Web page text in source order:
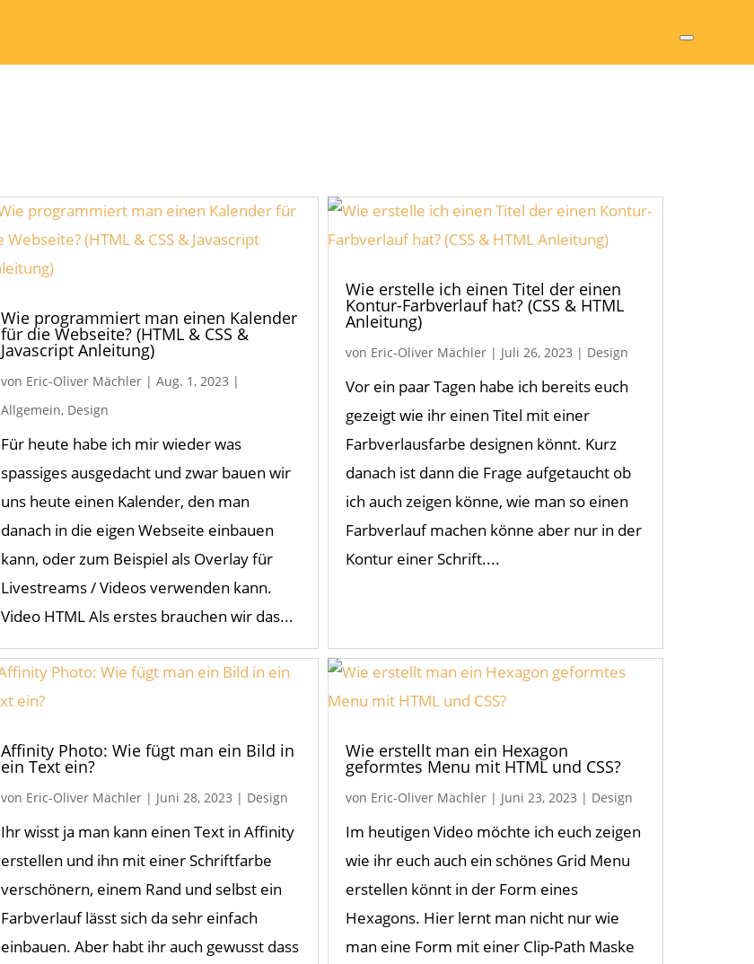
Wie programmiert man einen Kalender
für die Webseite? (HTML & CSS &
Javascript Anleitung)
von Eric-Oliver Mächler| Aug. 1, 2023 |
Allgemein, Design
Für heute habe ich mir wieder was
spassiges ausgedacht und zwar bauen wir
uns heute einen Kalender, den man
danach in die eigen Webseite einbauen
kann, oder zum Beispiel als Overlay für
Livestreams / Videos verwenden kann.
Video HTML Als erstes brauchen wir das...
Wie erstelle ich einen Titel der einen
Kontur-Farbverlauf hat? (CSS & HTML
Anleitung)
von Eric-Oliver Mächler | Juli 26, 2023 | Design
Vor ein paar Tagen habe ich bereits euch
gezeigt wie ihr einen Titel mit einer
Farbverlausfarbe designen könnt. Kurz
danach ist dann die Frage aufgetaucht ob
ich auch zeigen könne, wie man so einen
Farbverlauf machen könne aber nur in der
Kontur einer Schrift....
Affinity Photo: Wie fügt man ein Bild in
ein Text ein?
von Eric-Oliver Mächler| Juni 28, 2023 | Design
Ihr wisst ja man kann einen Text in Affinity
erstellen und ihn mit einer Schriftfarbe
verschönern, einem Rand und selbst ein
Farbverlauf lässt sich da sehr einfach
einbauen. Aber habt ihr auch gewusst dass
Wie erstellt man ein Hexagon
geformtes Menu mit HTML und CSS?
von Eric-Oliver Mächler | Juni 23, 2023 | Design
Im heutigen Video möchte ich euch zeigen
wie ihr euch auch ein schönes Grid Menu
erstellen könnt in der Form eines
Hexagons. Hier lernt man nicht nur wie
man eine Form mit einer Clip-Path Maske